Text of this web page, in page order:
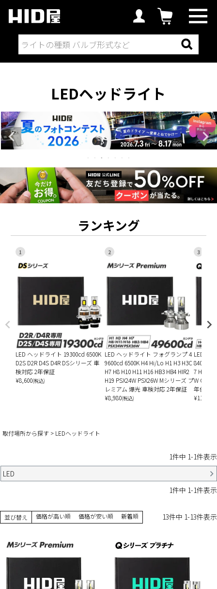
LEDヘッドライト
ランキング
1
LED ヘッドライト 19300cd 6500K
D2S D2R D4S D4R DSシリーズ 車
検対応 2年保証
¥8,600(税込)
2
LED ヘッドライト フォグランプ 4
9600cd 6500K H4 Hi/Lo H1 H3 H3C
H7 H8 H10 H11 H16 HB3 HB4 HIR2
H19 PSX24W PSX26W Mシリーズ プ
レミアム 爆光 車検対応 2年保証
¥8,980(税込)
3
LED ヘ
8400cd
7 H8
W Qシ
年保証
¥11,780
取付場所から探す LEDヘッドライト
1件中 1-1件表示
LED
1件中 1-1件表示
並び替え 価格が高い順 価格が安い順 新着順 13件中 1-13件表示